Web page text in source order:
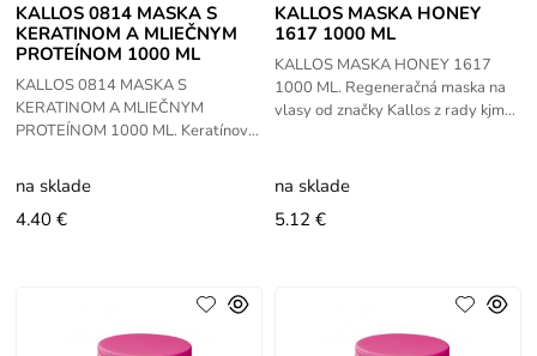
KALLOS 0814 MASKA S
KERATINOM A MLIEČNYM
PROTEÍNOM 1000 ML
KALLOS 0814 MASKA S
KERATINOM A MLIEČNYM
PROTEÍNOM 1000 ML. Keratínová
proteínmi a keratínom . Ideálna
starostlivosť po chemických
na sklade
4.40 €
KALLOS MASKA HONEY
1617 1000 ML
KALLOS MASKA HONEY 1617
1000 ML. Regeneračná maska na
vlasy od značky Kallos z rady kjmn
a
na sklade
5.12 €